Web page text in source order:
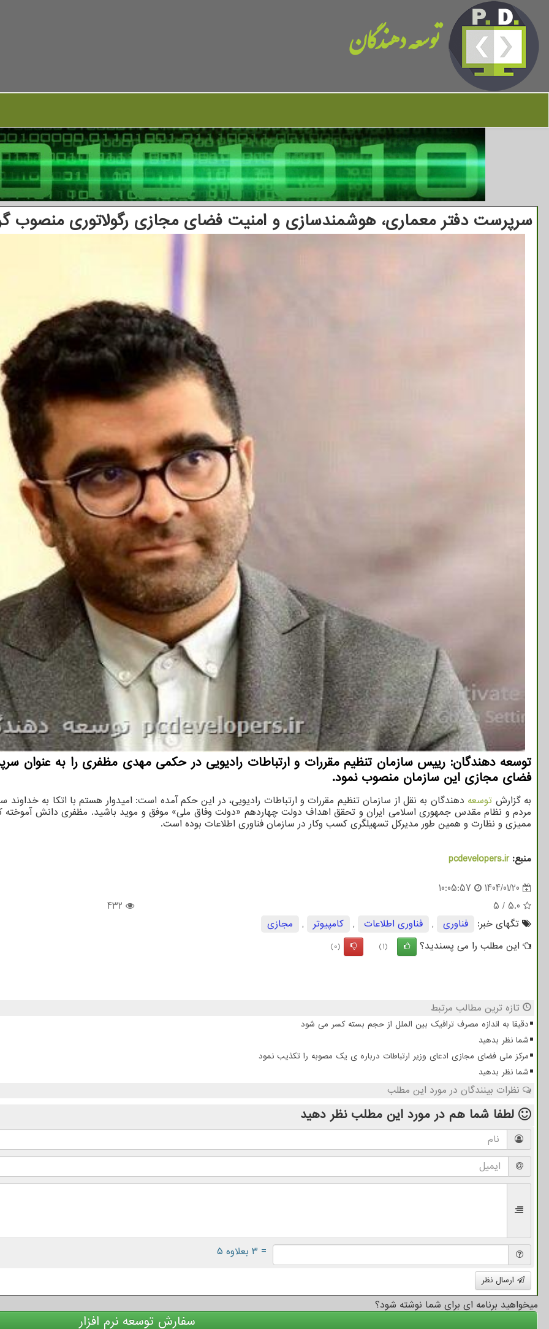
توسعه دهندگان
سرپرست دفتر معماری، هوشمندسازی و امنیت فضای مجازی رگولاتوری منصوب
توسعه دهندگان: رییس سازمان تنظیم مقررات و ارتباطات رادیویی در حکمی مهدی مظفری را به عنوان
فضای مجازی این سازمان منصوب نمود.
به گزارش توسعه دهندگان به نقل از سازمان تنظیم مقررات و ارتباطات رادیویی، در این حکم آمده است: امیدوار هستم با اتکا به
مردم و نظام مقدس جمهوری اسلامی ایران و تحقق اهداف دولت چهاردهم «دولت وفاق ملی» موفق و موید باشید. مظفری دانش آموخته
ممیزی و نظارت و همین طور مدیرکل تسهیلگری کسب وکار در سازمان فناوری اطلاعات بوده است.
منبع:pcdevelopers.ir
1404/01/20
10:05:57
5.0
/
5
432
تگهای خبر:
فناوری , فناوری اطلاعات , كامپیوتر ,
مجازی
این مطلب را می پسندید؟
(1)
(0)
تازه ترین مطالب مرتبط
دقیقا به اندازه مصرف ترافیک بین الملل از حجم بسته کسر می شود
شما نظر بدهید
مرکز ملی فضای مجازی ادعای وزیر ارتباطات درباره ی یک مصوبه را تکذیب نمود
شما نظر بدهید
نظرات بینندگان در مورد این مطلب
لطفا شما هم در مورد این مطلب نظر دهید
= ۳ بعلاوه ۵
ارسال نظر
میخواهید برنامه ای برای شما نوشته شود؟
سفارش توسعه نرم افزار